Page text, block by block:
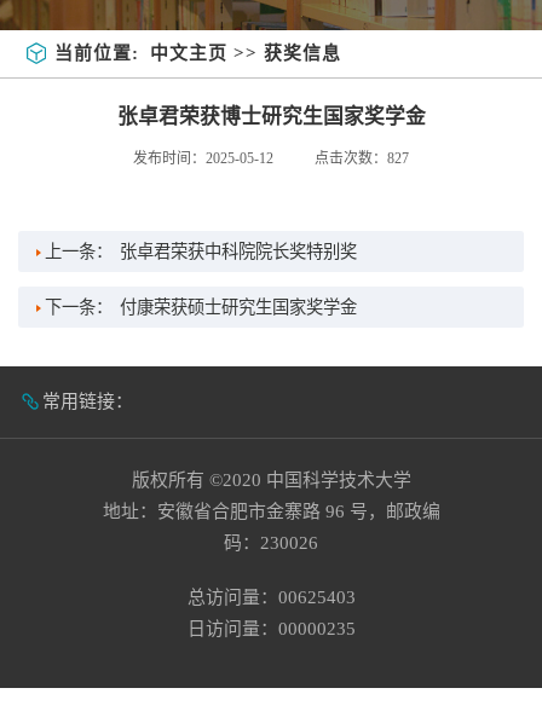
当前位置: 中文主页 >>获奖信息
张卓君荣获博士研究生国家奖学金
发布时间：2025-05-12 点击次数： 827
上一条： 张卓君荣获中科院院长奖特别奖
下一条： 付康荣获硕士研究生国家奖学金
常用链接：
版权所有 ©2020 中国科学技术大学
地址：安徽省合肥市金寨路 96 号，邮政编
码：230026
总访问量： 00625403
日访问量： 00000235